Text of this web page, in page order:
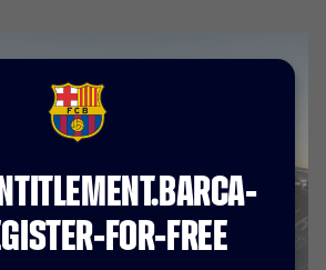
FCB Barcelona badge
FOR-FREE